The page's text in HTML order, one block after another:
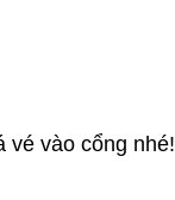
vé vào cổng nhé!